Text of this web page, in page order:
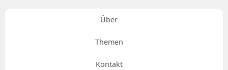
Über
Themen
Kontakt